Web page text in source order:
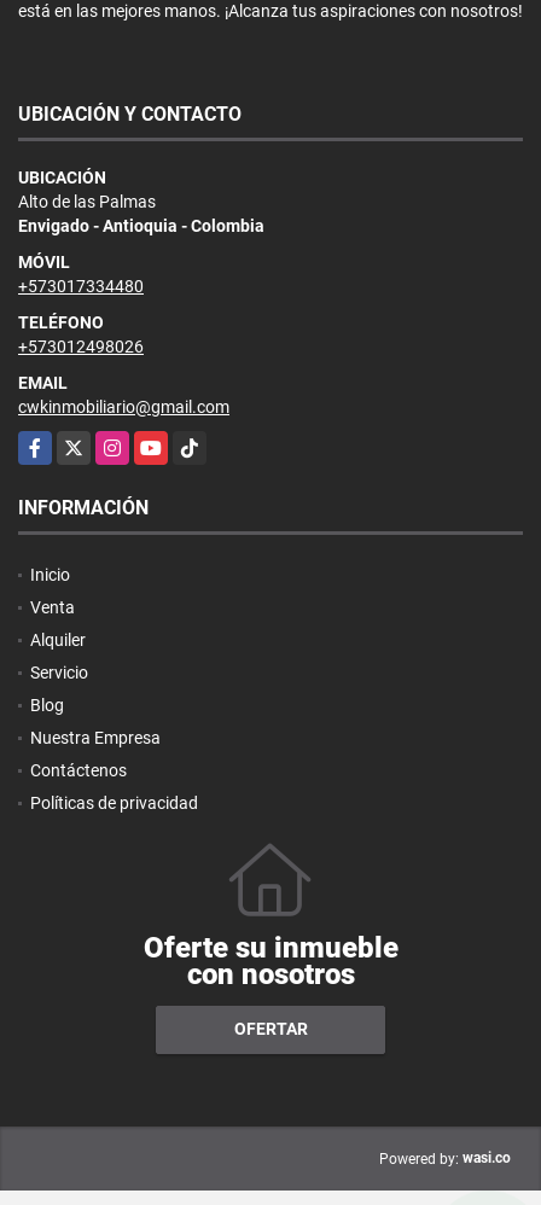
está en las mejores manos. ¡Alcanza tus aspiraciones con nosotros!
UBICACIÓN Y CONTACTO
UBICACIÓN
Alto de las Palmas
Envigado - Antioquia - Colombia
MÓVIL
+573017334480
TELÉFONO
+573012498026
EMAIL
cwkinmobiliario@gmail.com
Facebook
X InstagramYouTubeTikTok
INFORMACIÓN
Inicio
Venta
Alquiler
Servicio
Blog
Nuestra Empresa
Contáctenos
Políticas de privacidad
Oferte su inmueble
con nosotros
OFERTAR
Powered by: wasi.co